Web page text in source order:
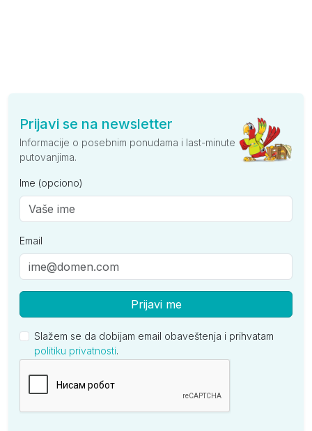
Prijavi se na newsletter
Informacije o posebnim ponudama i last-minute
putovanjima.
Ime (opciono)
Email
Prijavi me
Slažem se da dobijam email obaveštenja i prihvatam
politiku privatnosti.